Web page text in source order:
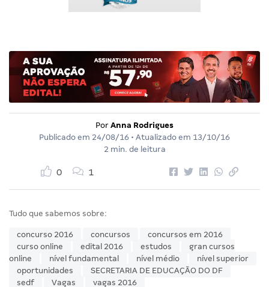
Por Anna Rodrigues
Publicado em 24/08/16 • Atualizado em 13/10/16
2 min. de leitura
0 1
Tudo que sabemos sobre:
concurso 2016 concursos
concursos em 2016
curso online
edital 2016 estudos
gran cursos
online
nível fundamental nível médio
nível superior
oportunidades
SECRETARIA DE EDUCAÇÃO DO DF
sedf
Vagas vagas 2016